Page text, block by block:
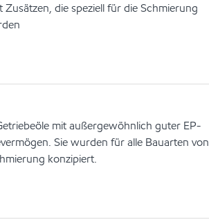
die speziell für die Schmierung
mit außergewöhnlich guter EP-
Sie wurden für alle Bauarten von
konzipiert.